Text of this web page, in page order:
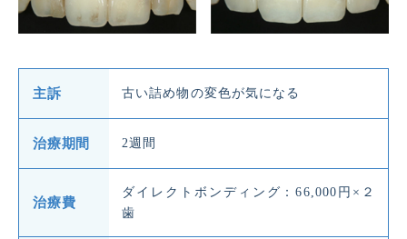
主訴 古い詰め物の変色が気になる
治療期間 2週間
治療費
ダイレクトボンディング：66,000円×２
歯